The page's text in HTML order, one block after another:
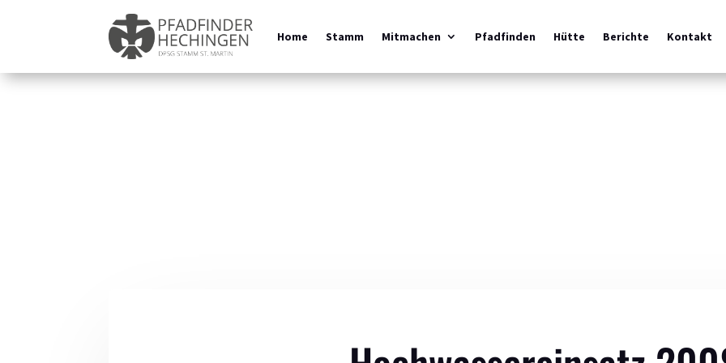
Home Stamm Mitmachen Pfadfinden Hütte Berichte Kontakt